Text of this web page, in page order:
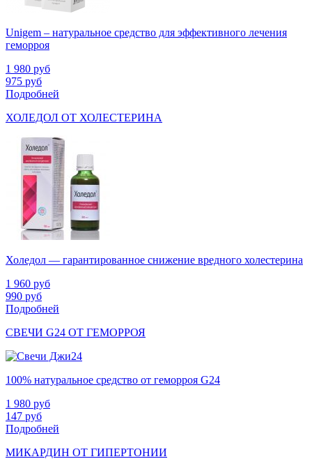
Unigem – натуральное средство для эффективного лечения
геморроя
1 980 руб
975 руб
Подробней
ХОЛЕДОЛ ОТ ХОЛЕСТЕРИНА
Холедол — гарантированное снижение вредного холестерина
1 960 руб
990 руб
Подробней
СВЕЧИ G24 ОТ ГЕМОРРОЯ
100% натуральное средство от геморроя G24
1 980 руб
147 руб
Подробней
МИКАРДИН ОТ ГИПЕРТОНИИ